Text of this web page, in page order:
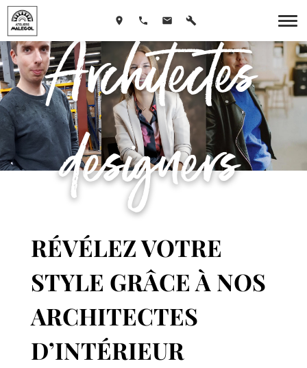
Architectes
designers
RÉVÉLEZ VOTRE
STYLE GRÂCE À NOS
ARCHITECTES
D’INTÉRIEUR